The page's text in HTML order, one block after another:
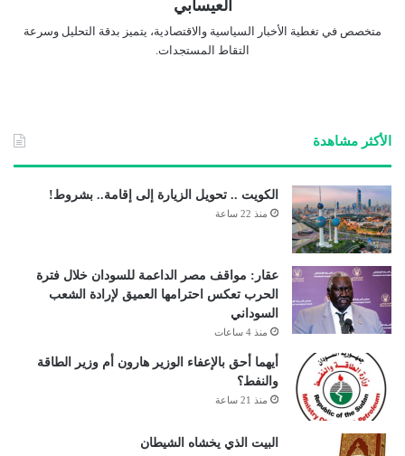
العيسابي
متخصص في تغطية الأخبار السياسية والاقتصادية، يتميز بدقة التحليل وسرعة
التقاط المستجدات.
الأكثر مشاهدة
الكويت .. تحويل الزيارة إلى إقامة.. بشروط!
منذ 22 ساعة
عقار: مواقف مصر الداعمة للسودان خلال فترة
الحرب تعكس احترامها العميق لإرادة الشعب
السوداني
منذ 4 ساعات
أيهما أحق بالإعفاء الوزير هارون أم وزير الطاقة
والنفط؟
منذ 21 ساعة
البيت الذي يخشاه الشيطان